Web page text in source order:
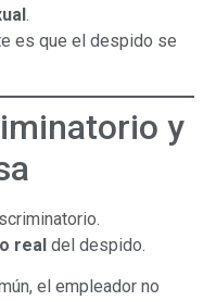
.
es que el despido se
y
real del despido.
el empleador no